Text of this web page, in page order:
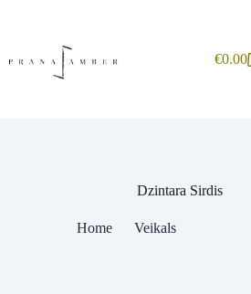
€0.00
Dzintara Sirdis
Home Veikals